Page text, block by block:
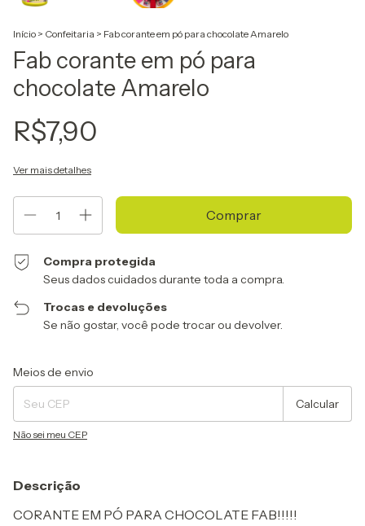
Início > Confeitaria > Fab corante em pó para chocolate Amarelo
Fab corante em pó para
chocolate Amarelo
R$7,90
Ver mais detalhes
Compra protegida
Seus dados cuidados durante toda a compra.
Trocas e devoluções
Se não gostar, você pode trocar ou devolver.
Entregas para o CEP:
Meios de envio
Calcular
Não sei meu CEP
Descrição
CORANTE EM PÓ PARA CHOCOLATE FAB!!!!!